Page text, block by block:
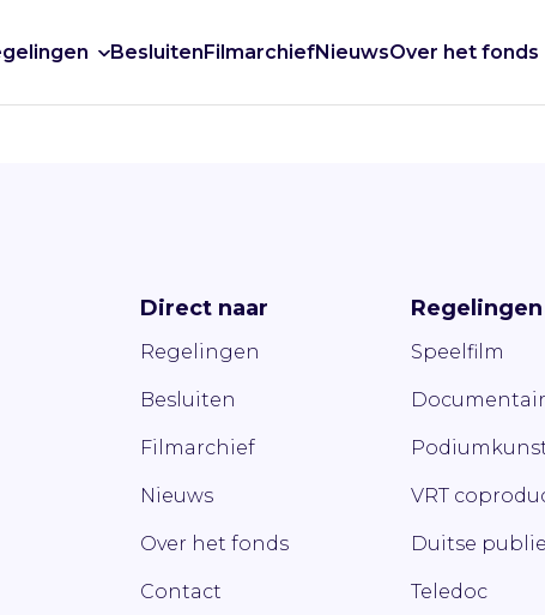
BesluitenFilmarchiefNieuwsOver het fonds
Direct naar
Regelingen
Besluiten
Filmarchief
Nieuws
Over het fonds
Contact
Regelingen
Speelfilm
VRT
Duitse
Teledoc